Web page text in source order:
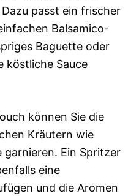
passt ein frischer
Balsamico-
Baguette oder
köstliche Sauce
können Sie die
Kräutern wie
garnieren. Ein Spritzer
eine
und die Aromen